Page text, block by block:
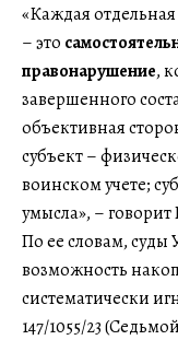
«Каждая
– это
правонарушение,
завершенного
объективная
субъект –
воинском учете;
умысла», –
По ее словам,
возможность
систематически
147/1055/23